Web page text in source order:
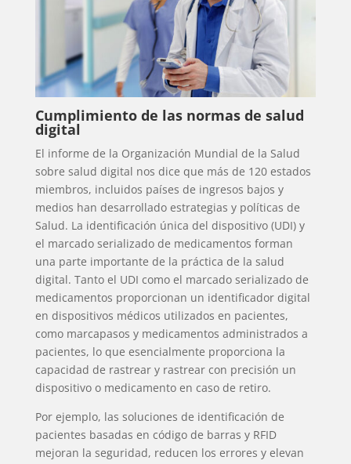
Cumplimiento de las normas de salud
digital
El informe de la Organización Mundial de la Salud
sobre salud digital nos dice que más de 120 estados
miembros, incluidos países de ingresos bajos y
medios han desarrollado estrategias y políticas de
Salud. La identificación única del dispositivo (UDI) y
el marcado serializado de medicamentos forman
una parte importante de la práctica de la salud
digital. Tanto el UDI como el marcado serializado de
medicamentos proporcionan un identificador digital
en dispositivos médicos utilizados en pacientes,
como marcapasos y medicamentos administrados a
pacientes, lo que esencialmente proporciona la
capacidad de rastrear y rastrear con precisión un
dispositivo o medicamento en caso de retiro.
Por ejemplo, las soluciones de identificación de
pacientes basadas en código de barras y RFID
mejoran la seguridad, reducen los errores y elevan